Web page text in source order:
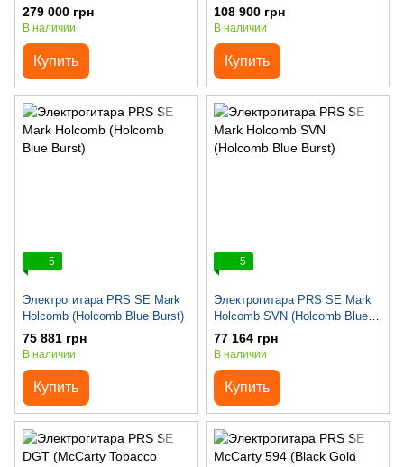
#0353991
279 000 грн
В наличии
Купить
Blue) #S2068547
108 900 грн
В наличии
Купить
5
Электрогитара PRS SE Mark
Holcomb (Holcomb Blue Burst)
75 881 грн
В наличии
Купить
5
Электрогитара PRS SE Mark
Holcomb SVN (Holcomb Blue
Burst)
77 164 грн
В наличии
Купить